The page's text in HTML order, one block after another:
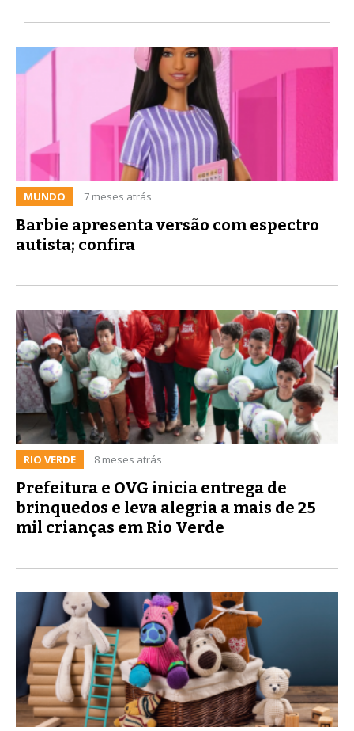
MUNDO 7 meses atrás
Barbie apresenta versão com espectro
autista; confira
RIO VERDE 8 meses atrás
Prefeitura e OVG inicia entrega de
brinquedos e leva alegria a mais de 25
mil crianças em Rio Verde